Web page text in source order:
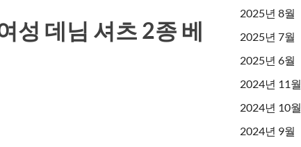
성 데님 셔츠 2종 베
2025년 8월
2025년 7월
2025년 6월
2024년 11월
2024년 10월
2024년 9월